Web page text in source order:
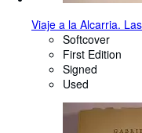
Viaje a la Alcarria.
Softcover
First Edition
Signed
Used